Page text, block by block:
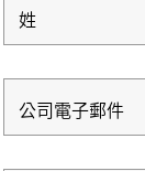
姓
公司電子郵件